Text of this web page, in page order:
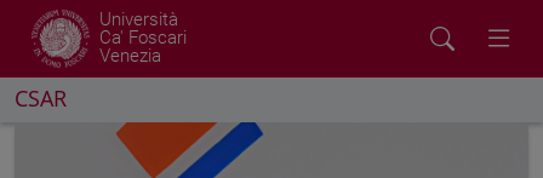
Università
Ca' Foscari
Venezia
CSAR